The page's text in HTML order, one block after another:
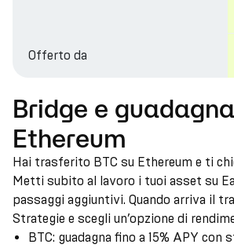
Offerto da
Bridge e
Ethereum
Hai trasferito BTC su Ethereum e ti
Metti subito al lavoro i tuoi asset su
passaggi aggiuntivi. Quando arriva il
Strategie e scegli un’opzione di
BTC: guadagna fino a 15% APY con